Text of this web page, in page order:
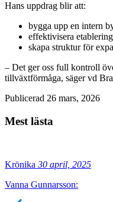
Hans uppdrag blir att:
bygga upp en intern
effektivisera
skapa struktur för
– Det ger oss full kontroll
tillväxtförmåga, säger vd
Publicerad 26 mars, 2026
Mest lästa
Krönika 30 april, 2025
Vanna Gunnarsson: